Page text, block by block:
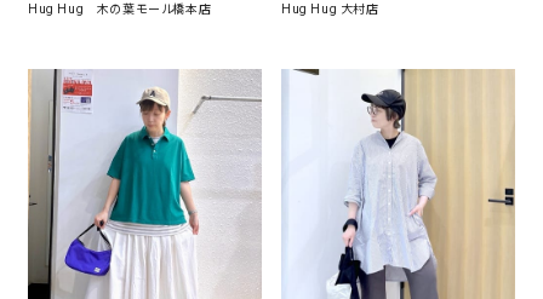
Hug Hug 木の葉モール橋本店 Hug Hug 大村店